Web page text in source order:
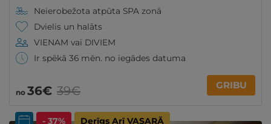
Neierobežota atpūta SPA zonā
Dvielis un halāts
VIENAM vai DIVIEM
Ir spēkā 36 mēn. no iegādes datuma
no 36€ 39€ GRIBU
- 37% Derīgs Arī VASARĀ